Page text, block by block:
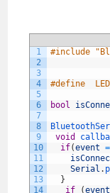
1
2
3
4
5
6
7
8
9
10
11
12
13
14
#include
#define
bool
void
if(event
Serial .
}
if
(event